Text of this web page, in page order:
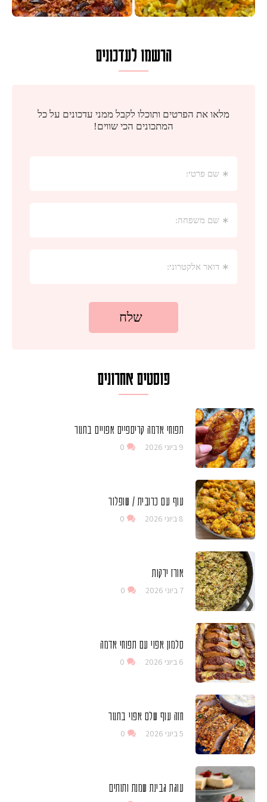
הרשמו לעדכונים
פוסטים אחרונים
תפוחי אדמה קריספיים אפויים בתנור
9 ביוני 2026 0
עוף עם כרובית / שופלור
8 ביוני 2026 0
אורז ירקות
7 ביוני 2026 0
סלמון אפוי עם תפוחי אדמה
6 ביוני 2026 0
חזה עוף שלם אפוי בתנור
5 ביוני 2026 0
עוגת גבינת שמנת ותותים